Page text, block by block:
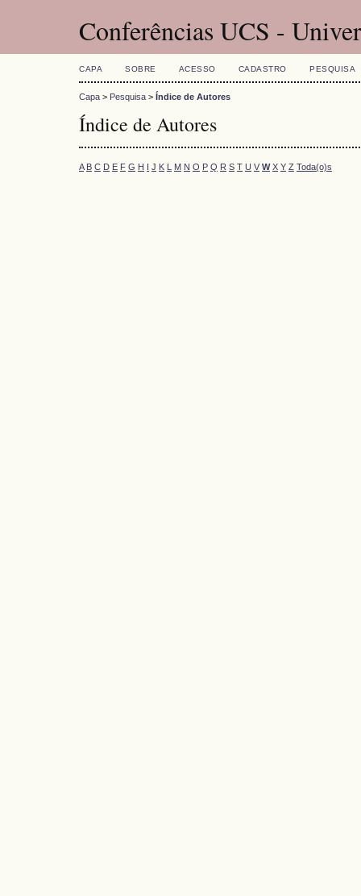
Conferências UCS -
CAPA SOBRE ACESSO CADASTRO PESQUISA
Capa > Pesquisa > Índice de Autores
Índice de Autores
A B C D E F G H I J K L M N O P Q R S T U V W X Y Z Toda(o)s